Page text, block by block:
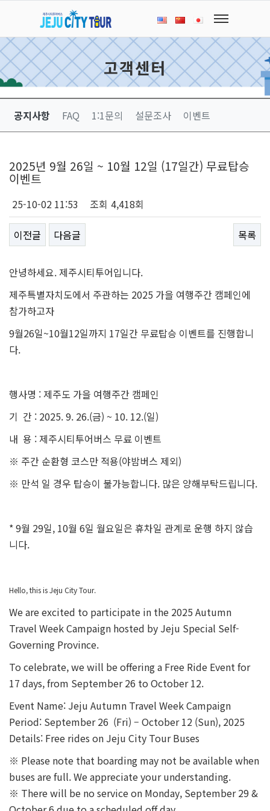
고객센터
공지사항 FAQ 1:1문의 설문조사 이벤트
2025년 9월 26일 ~ 10월 12일 (17일간) 무료탑승
이벤트
25-10-02 11:53 조회 4,418회
이전글 다음글 목록
안녕하세요. 제주시티투어입니다.
제주특별자치도에서 주관하는 2025 가을 여행주간 캠페인에
참가하고자
9월26일~10월12일까지 17일간 무료탑승 이벤트를 진행합니
다.
행사명 : 제주도 가을 여행주간 캠페인
기 간 : 2025. 9. 26.(금) ~ 10. 12.(일)
내 용 : 제주시티투어버스 무료 이벤트
※ 주간 순환형 코스만 적용(야밤버스 제외)
※ 만석 일 경우 탑승이 불가능합니다. 많은 양해부탁드립니다.
* 9월 29일, 10월 6일 월요일은 휴차일 관계로 운행 하지 않습
니다.
Hello, this is Jeju City Tour.
We are excited to participate in the 2025 Autumn
Travel Week Campaign hosted by Jeju Special Self-
Governing Province.
To celebrate, we will be offering a Free Ride Eventfor
17 days, from September 26 to October 12.
Event Name: Jeju Autumn Travel Week Campaign
Period: September 26 (Fri) – October 12 (Sun), 2025
Details: Free rides on Jeju City Tour Buses
※ Please note that boarding may not be available when
buses are full. We appreciate your understanding.
※ There will be no service on Monday, September 29 &